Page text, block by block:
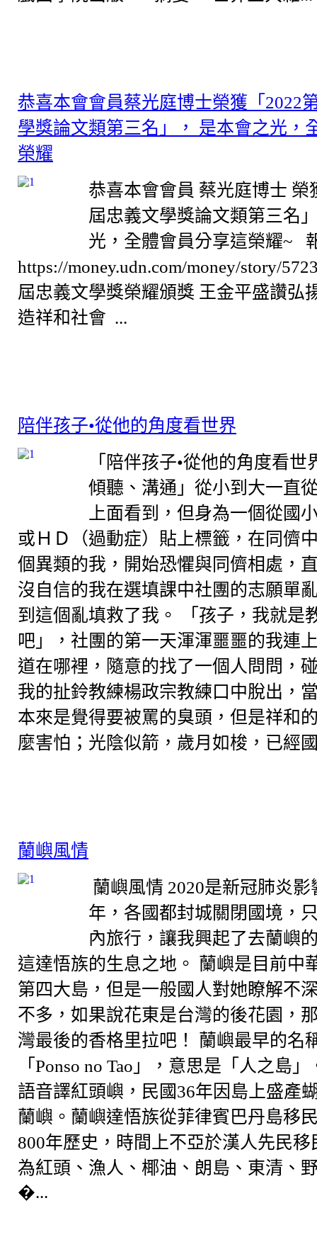
恭喜本會會員蔡光庭博士榮獲「2022
學獎論文類第三名」， 是本會之光，
榮耀
恭喜本會會員 蔡光庭博士 榮
屆忠義文學獎論文類第三名
光，全體會員分享這榮耀~
https://money.udn.com/money/story/
屆忠義文學獎榮耀頒獎 王金平盛讚弘
造祥和社會 ...
陪伴孩子•從他的角度看世界
「陪伴孩子•從他的角度看
傾聽、溝通」從小到大一直
上面看到，但身為一個從國
或ＨＤ（過動症）貼上標籤，在同儕
個異類的我，開始恐懼與同儕相處，
沒自信的我在選填課中社團的志願單
到這個亂填救了我。 「孩子，我就是
吧」，社團的第一天渾渾噩噩的我連
道在哪裡，隨意的找了一個人問問，
我的扯鈴教練楊政宗教練口中脫出，
本來是覺得要被罵的臭頭，但是祥和
麼害怕；光陰似箭，歲月如梭，已經
蘭嶼風情
蘭嶼風情 2020是新冠肺炎
年，各國都封城關閉國境，
內旅行，讓我興起了去蘭嶼
這達悟族的生息之地。 蘭嶼是目前中
第四大島，但是一般國人對她瞭解不
不多，如果說花東是台灣的後花園，
灣最後的香格里拉吧！ 蘭嶼最早的名
「Ponso no Tao」，意思是「人之島
語音譯紅頭嶼，民國36年因島上盛產
蘭嶼。蘭嶼達悟族從菲律賓巴丹島移
800年歷史，時間上不亞於漢人先民
為紅頭、漁人、椰油、朗島、東清、
�...